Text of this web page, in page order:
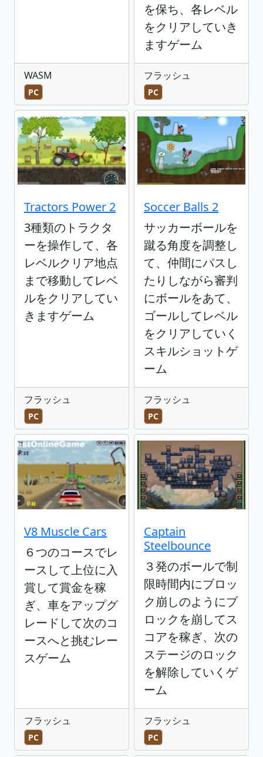
WASM
PC
を保ち、各レベル
をクリアしていき
ますゲーム
フラッシュ
PC
Tractors Power 2
3種類のトラクタ
ーを操作して、各
レベルクリア地点
まで移動してレベ
ルをクリアしてい
きますゲーム
フラッシュ
PC
Soccer Balls 2
サッカーボールを
蹴る角度を調整し
て、仲間にパスし
たりしながら審判
にボールをあて、
ゴールしてレベル
をクリアしていく
スキルショットゲ
ーム
フラッシュ
PC
V8 Muscle Cars
６つのコースでレ
ースして上位に入
賞して賞金を稼
ぎ、車をアップグ
レードして次のコ
ースへと挑むレー
スゲーム
フラッシュ
PC
Captain
Steelbounce
３発のボールで制
限時間内にブロッ
ク崩しのようにブ
ロックを崩してス
コアを稼ぎ、次の
ステージのロック
を解除していくゲ
ーム
フラッシュ
PC